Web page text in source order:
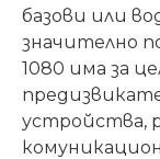
базови или
значително
1080 има за
устройства,